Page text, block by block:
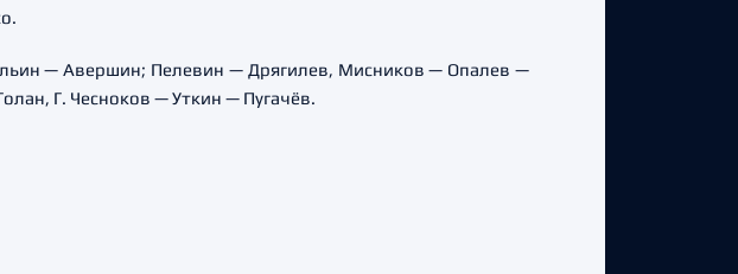
— Авершин; Пелевин — Дрягилев, Мисников — Опалев —
Г. Чесноков — Уткин — Пугачёв.